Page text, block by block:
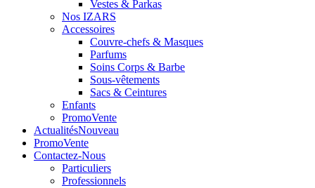
Vestes & Parkas
Nos IZARS
Accessoires
Couvre-chefs & Masques
Parfums
Soins Corps & Barbe
Sous-vêtements
Sacs & Ceintures
Enfants
PromoVente
ActualitésNouveau
PromoVente
Contactez-Nous
Particuliers
Professionnels